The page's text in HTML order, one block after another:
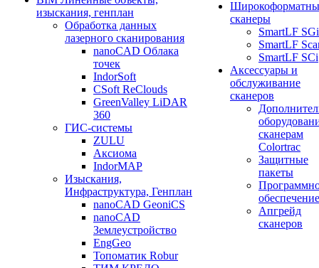
изыскания, генплан
Обработка данных
лазерного сканирования
nanoCAD Облака
точек
IndorSoft
CSoft ReClouds
GreenValley LiDAR
360
ГИС-системы
ZULU
Аксиома
IndorMAP
Изыскания,
Инфраструктура, Генплан
nanoCAD GeoniCS
nanoCAD
Землеустройство
EngGeo
Топоматик Robur
сканеры
SmartLF SGi
SmartLF
SmartLF SCi
Аксессуары и
обслуживание
сканеров
сканерам
Colortrac
Защитные
пакеты
обеспечение
Апгрейд
сканеров